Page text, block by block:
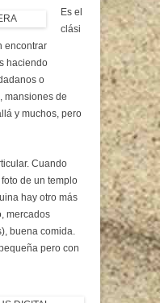
Es el
clási
encontrar
haciendo
o
mansiones de
y muchos, pero
Cuando
de un templo
hay otro más
mercados
buena comida.
pero con